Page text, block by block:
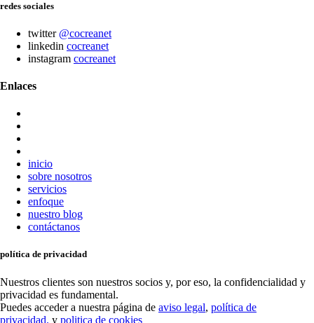
redes sociales
twitter @cocreanet
linkedin cocreanet
instagram cocreanet
Enlaces
inicio
sobre nosotros
servicios
enfoque
nuestro blog
contáctanos
política de privacidad
Nuestros clientes son nuestros socios y, por eso, la confidencialidad y
privacidad es fundamental.
Puedes acceder a nuestra página de aviso legal, ‎política de
privacidad. y politica de cookies